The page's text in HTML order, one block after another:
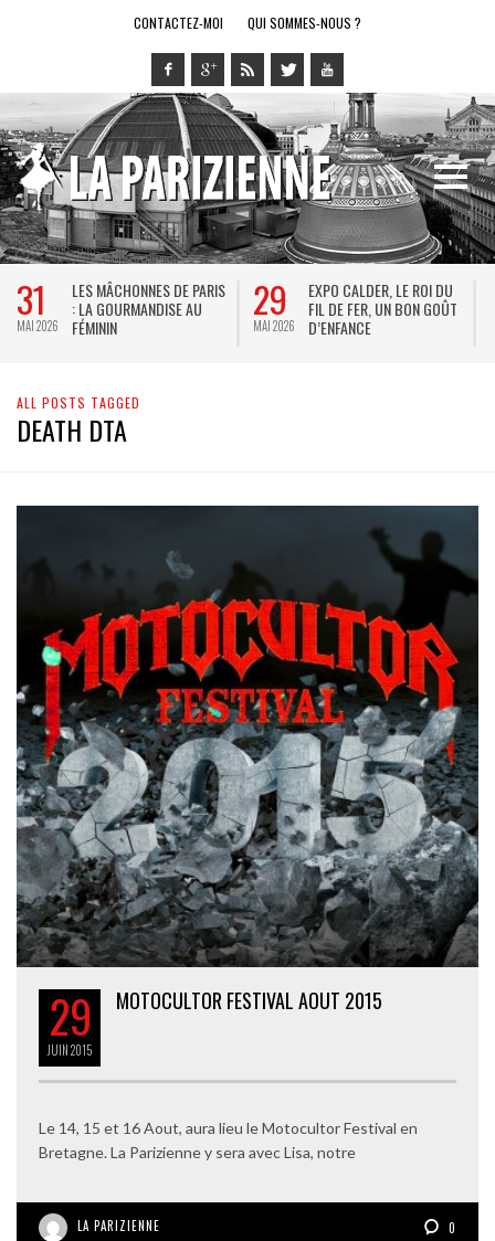
CONTACTEZ-MOI QUI SOMMES-NOUS ?
31
MAI 2026
LES MÂCHONNES DE PARIS
: LA GOURMANDISE AU
FÉMININ
29
MAI 2026
EXPO CALDER, LE ROI DU
FIL DE FER, UN BON GOÛT
D’ENFANCE
ALL POSTS TAGGED
DEATH DTA
29
JUIN2015
MOTOCULTOR FESTIVAL AOUT 2015
Le 14, 15 et 16 Aout, aura lieu le Motocultor Festival en
Bretagne. La Parizienne y sera avec Lisa, notre
LA PARIZIENNE 0